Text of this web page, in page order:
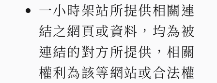
一小時架站所提供相關連
結之網頁或資料，均為被
連結的對方所提供，相關
權利為該等網站或合法權